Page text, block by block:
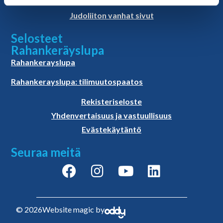
Judoliiton vanhat sivut
Selosteet
Rahankeräyslupa
Rahankerayslupa
Rahankerayslupa: tilimuutospaatos
Rekisteriseloste
Yhdenvertaisuus ja vastuullisuus
Evästekäytäntö
Seuraa meitä
© 2026Website magic by